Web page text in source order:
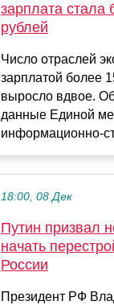
зарплата стала
рублей
Число отраслей
зарплатой более
выросло вдвое.
данные Единой
информационно-
18:00, 08 Дек
Путин призвал
начать
России
Президент РФ